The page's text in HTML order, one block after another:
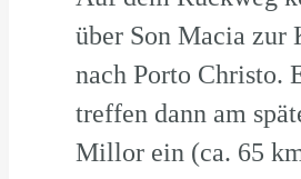
über Son Macia zur
nach Porto Christo.
treffen dann am
Millor ein (ca. 65